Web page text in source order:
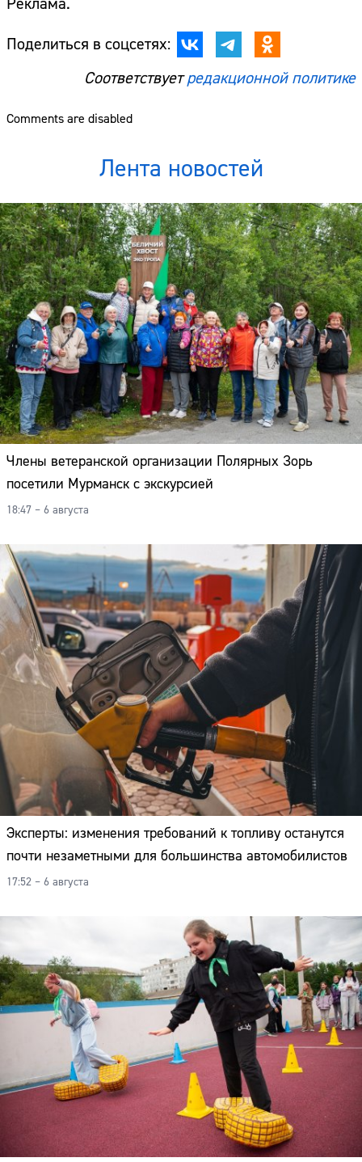
Поделиться в соцсетях:
Соответствуетредакционной политике
Comments are disabled
Лента новостей
Члены ветеранской организации Полярных Зорь
посетили Мурманск с экскурсией
18:47 – 6 августа
Эксперты: изменения требований к топливу останутся
почти незаметными для большинства автомобилистов
17:52 – 6 августа